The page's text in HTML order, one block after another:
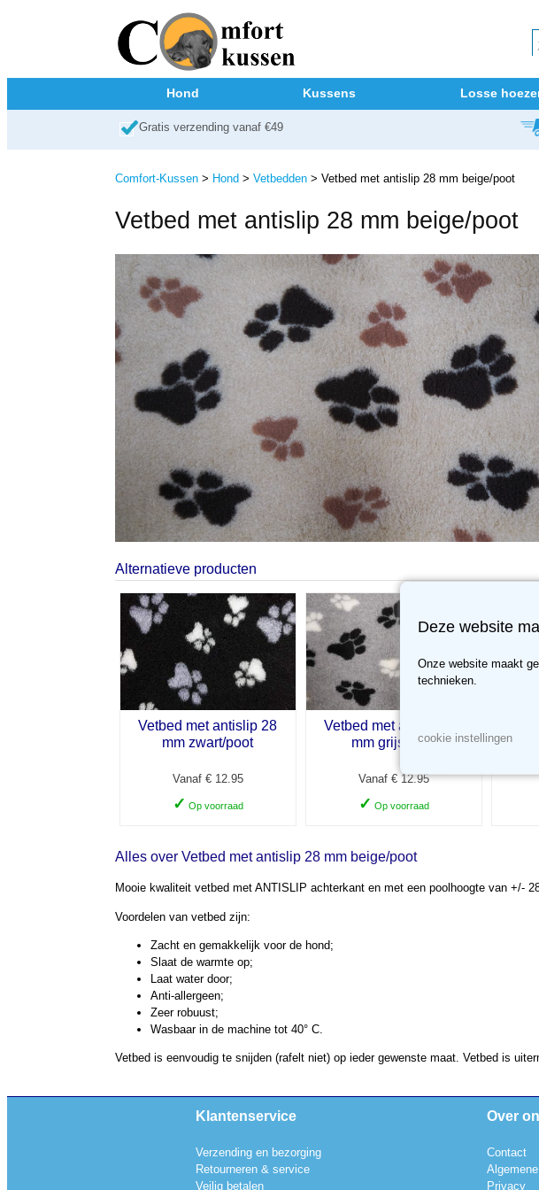
Hond Kussens Losse
Gratis verzending vanaf €49
Comfort-Kussen> Hond > Vetbedden> Vetbed met antislip 28 mm beige/poot
Vetbed met antislip 28 mm beige/poot
Alternatieve producten
Vetbed met antislip 28
mm zwart/poot
Vanaf € 12.95
✓ Op voorraad
Vetbed met antislip 28
mm grijs/poot
Vanaf € 12.95
✓ Op voorraad
Alles over Vetbed met antislip 28 mm beige/poot
Mooie kwaliteit vetbed met ANTISLIP achterkant en met een poolhoogte van +/-
Voordelen van vetbed zijn:
Zacht en gemakkelijk voor de hond;
Slaat de warmte op;
Laat water door;
Anti-allergeen;
Zeer robuust;
Wasbaar in de machine tot 40° C.
Vetbed is eenvoudig te snijden (rafelt niet) op ieder gewenste maat. Vetbed is
Klantenservice
Verzending en bezorging
Retourneren & service
Veilig betalen
Over
Contact
Privacy
Deze website
Onze website maakt
technieken.
cookie instellingen